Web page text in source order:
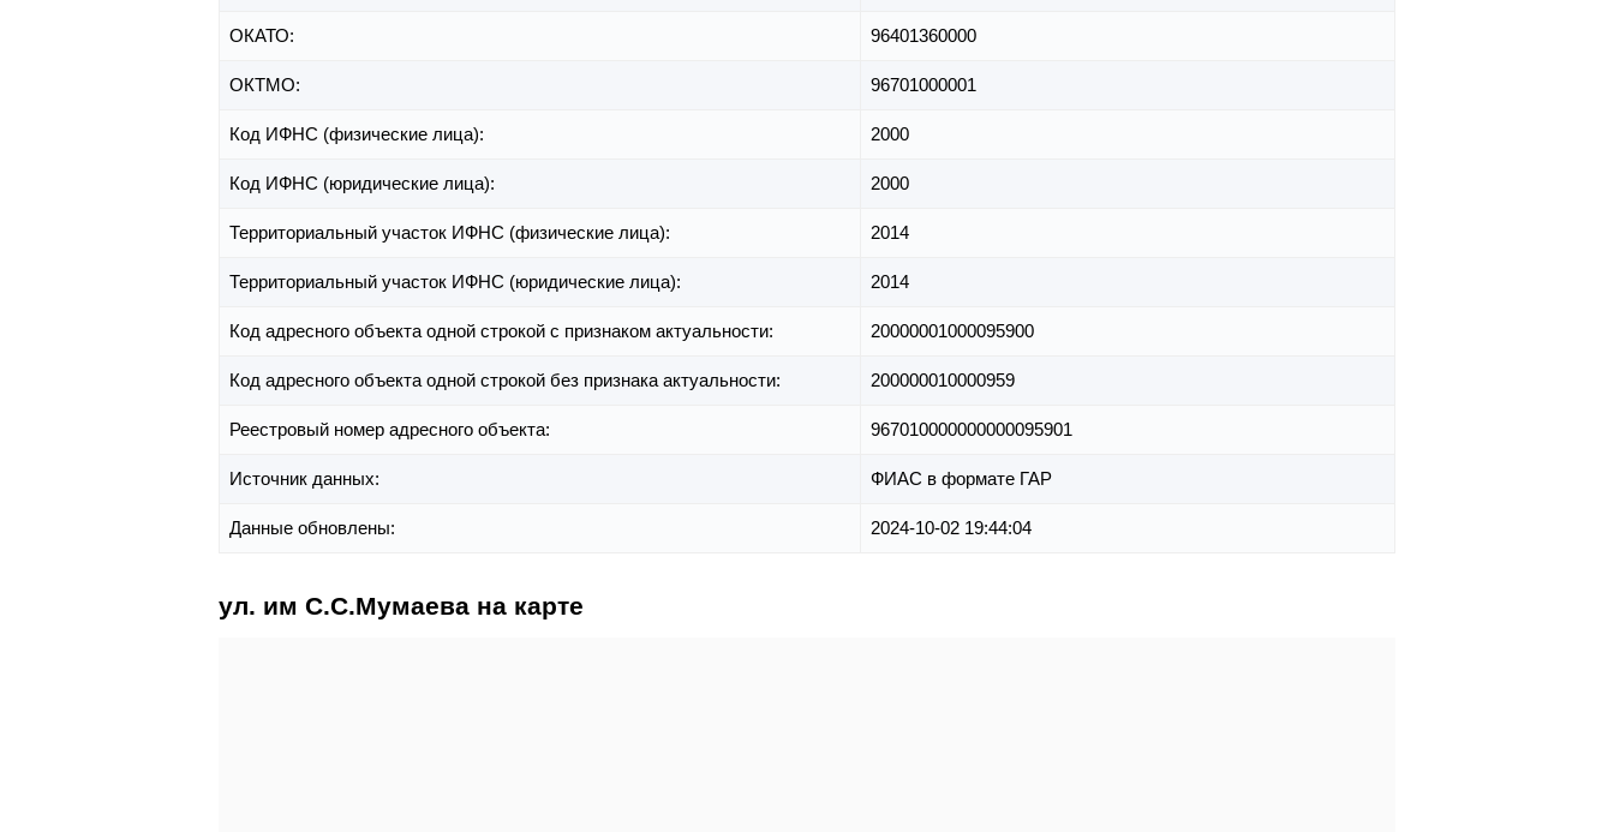
ОКАТО: 96401360000
ОКТМО: 96701000001
Код ИФНС (физические лица): 2000
Код ИФНС (юридические лица): 2000
Территориальный участок ИФНС (физические лица): 2014
Территориальный участок ИФНС (юридические лица): 2014
Код адресного объекта одной строкой с признаком актуальности: 20000001000095900
Код адресного объекта одной строкой без признака актуальности: 200000010000959
Реестровый номер адресного объекта: 967010000000000095901
Источник данных: ФИАС в формате ГАР
Данные обновлены: 2024-10-02 19:44:04
ул. им С.С.Мумаева на карте